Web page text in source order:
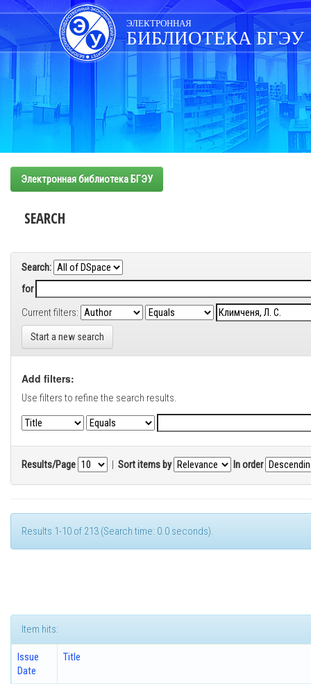
Skip
navigation
ЭЛЕКТРОННАЯ
БИБЛИОТЕКА БГЭУ
Электронная библиотека БГЭУ
SEARCH
Search:
for
Current filters:
Start a new search
Add filters:
Use filters to refine the search results.
Results/Page | Sort items by In order
Results 1-10 of 213 (Search time: 0.0 seconds).
Item hits:
Issue
Date
Title